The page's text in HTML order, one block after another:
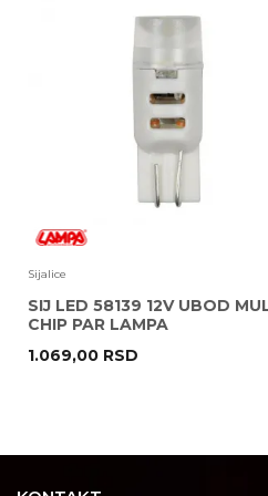
POŠALJI
99M881
Zagarantovana
potrošača
Sijalice
SIJ LED 58139 12V UBOD
CHIP PAR LAMPA
1.069,00 RSD